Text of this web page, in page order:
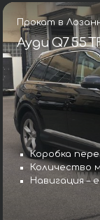
Прокат в
Ауди Q7 55
Коробка
Количество
Навигация –